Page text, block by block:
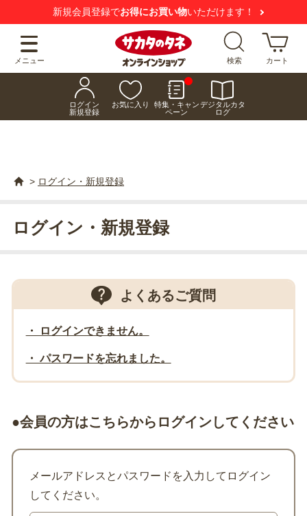
新規会員登録でお得にお買い物いただけます！
メニュー 検索 カート
ログイン
新規登録
お気に入り
特集・キャン
ペーン
デジタルカタ
ログ
> ログイン・新規登録
ログイン・新規登録
よくあるご質問
・ ログインできません。
・ パスワードを忘れました。
●会員の方はこちらからログインしてください
メールアドレスとパスワードを入力してログイン
してください。